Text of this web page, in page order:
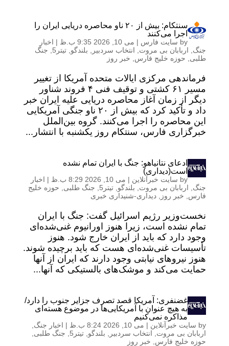
سنتکام: بیش از ۲۰ ناو محاصره دریایی ایران را
اجرا می‌کنند
by سایت فارس | می 10, 2026 9:35 ب.ظ | اخبار
جنگ
اربابان بی مروت انتخاب سردبیر بلندگو تیتر5
جنگ
طلبی
حوزه خلیج فارس خبر روز
فرماندهی مرکزی ایالات متحده آمریکا از تغییر
مسیر ۶۱ کشتی و توقیف فنی ۴ فروند شناور
دیگر از زمان آغاز محاصره دریایی علیه ایران خبر
داد و تأکید کرد که بیش از ۲۰ ناو جنگی آمریکایی
این محاصره را اجرا می‌کنند. گروه بین‌الملل
خبرگزاری فارس، سنتکام روز یکشنبه با انتشار...
ادعای نتانیاهو: جنگ با ایران تمام نشده
است(دیداری)
by سایت خبرآنلاین | می 10, 2026 8:29 ب.ظ | اخبار
جنگ
اربابان بی مروت بلندگو تیتر5 جنگ طلبی
حوزه خلیج
فارس
خبر روز دیداری-شنیداری خبری
نخست‌وزیر رژیم اسرائیل گفت: جنگ با ایران
تمام نشده است، زیرا هنوز اورانیوم غنی‌شده‌ای
وجود دارد که باید از ایران خارج شود. هنوز
تأسیسات غنی‌شده‌ای هست که باید برچیده شوند.
هنوز نیروهای نیابتی وجود دارند که ایران از آنها
حمایت می‌کند و موشک‌های بالستیکی که آنها...
غضنفری: آمریکا قصد تصرف جزایر جنوب را دارد/
به هیچ عنوان با آمریکایی‌ها در موضوع هسته‌ای
مذاکره نمی‌کنیم
by سایت خبرآنلاین | می 10, 2026 8:24 ب.ظ | اخبار جنگ
اربابان بی مروت
انتخاب سردبیر بلندگو تیتر5 جنگ طلبی
حوزه خلیج فارس
خبر روز